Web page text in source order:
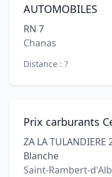
AUTOMOBILES
RN 7
Chanas
Distance : ?
Prix carburants
ZA LA
Blanche
Saint-Rambert-